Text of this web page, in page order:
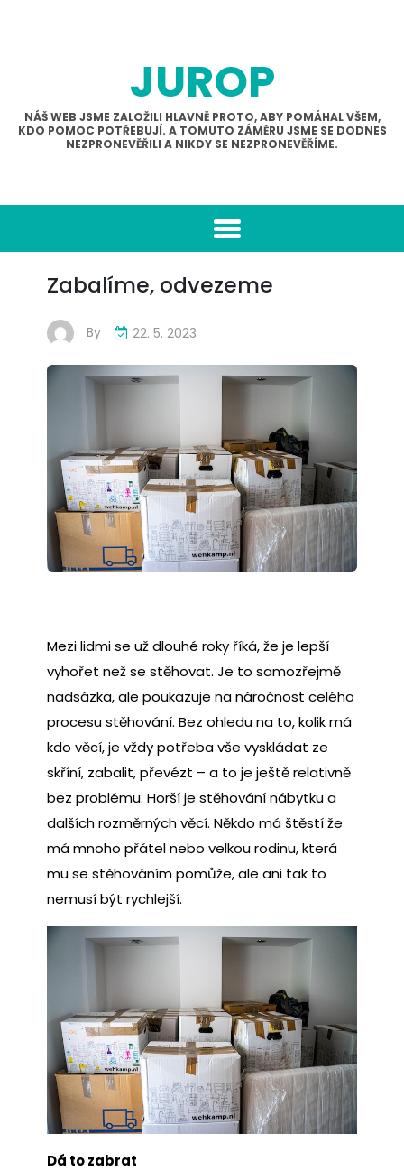
JUROP
NÁŠ WEB JSME ZALOŽILI HLAVNĚ PROTO, ABY POMÁHAL VŠEM,
KDO POMOC POTŘEBUJÍ. A TOMUTO ZÁMĚRU JSME SE DODNES
NEZPRONEVĚŘILI A NIKDY SE NEZPRONEVĚŘÍME.
Zabalíme, odvezeme
By 22. 5. 2023
Mezi lidmi se už dlouhé roky říká, že je lepší
vyhořet než se stěhovat. Je to samozřejmě
nadsázka, ale poukazuje na náročnost celého
procesu stěhování. Bez ohledu na to, kolik má
kdo věcí, je vždy potřeba vše vyskládat ze
skříní, zabalit, převézt – a to je ještě relativně
bez problému. Horší je stěhování nábytku a
dalších rozměrných věcí. Někdo má štěstí že
má mnoho přátel nebo velkou rodinu, která
mu se stěhováním pomůže, ale ani tak to
nemusí být rychlejší.
Dá to zabrat